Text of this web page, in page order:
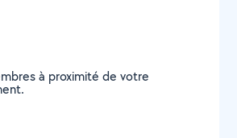
à proximité de votre